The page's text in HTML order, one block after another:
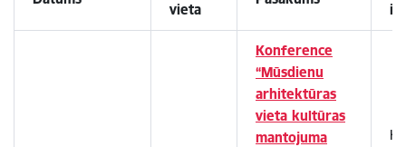
vieta
Konference
“Mūsdienu
arhitektūras
vieta kultūras
mantojuma